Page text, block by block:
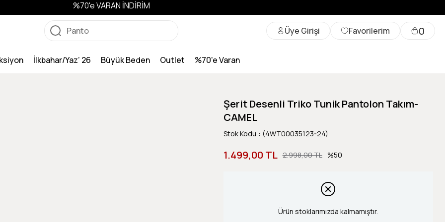
%70'e VARAN İNDİRİM
Üye Girişi Favorilerim 0
İlkbahar/Yaz’ 26 Büyük Beden Outlet %70'e Varan
Şerit Desenli Triko Tunik Pantolon Takım-
CAMEL
Stok Kodu (4WT00035123-24)
2.998,00 TL
1.499,00 TL 50
Ürün stoklarımızda kalmamıştır.